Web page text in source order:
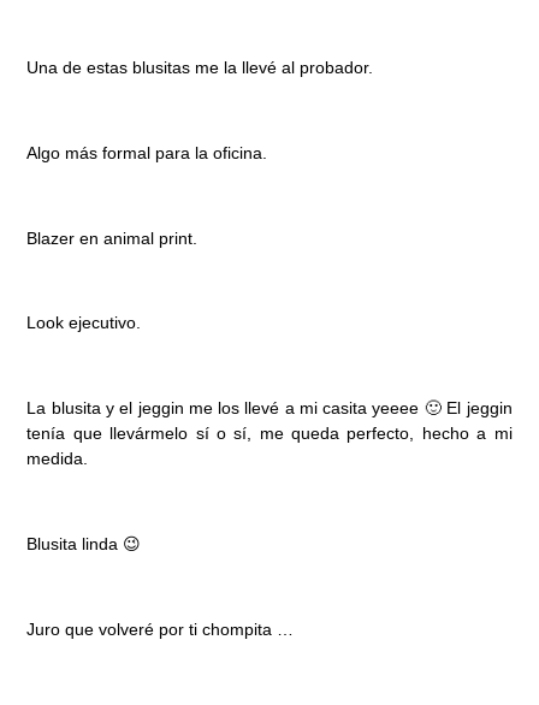
Una de estas blusitas me la llevé al probador.
Algo más formal para la oficina.
Blazer en animal print.
Look ejecutivo.
La blusita y el jeggin me los llevé a mi casita yeeee 🙂 El jeggin
tenía que llevármelo sí o sí, me queda perfecto, hecho a mi
medida.
Blusita linda 😉
Juro que volveré por ti chompita …